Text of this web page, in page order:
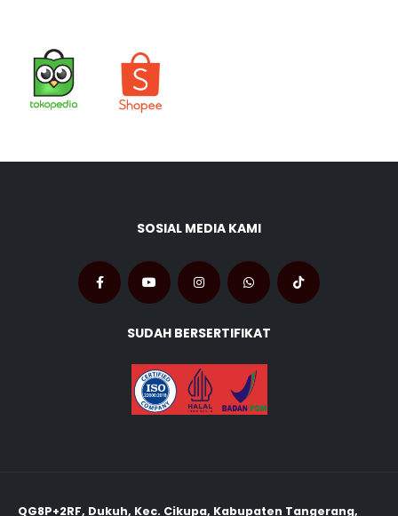
SOSIAL MEDIA KAMI
SUDAH BERSERTIFIKAT
QG8P+2RF, Dukuh, Kec. Cikupa, Kabupaten Tangerang,